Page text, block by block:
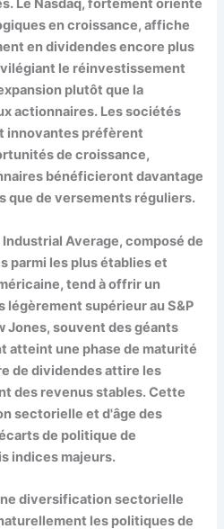
Le Nasdaq, fortement orienté
en croissance, affiche
en dividendes encore plus
le réinvestissement
plutôt que la
actionnaires. Les sociétés
innovantes préfèrent
de croissance,
bénéficieront davantage
que de versements réguliers.
Average, composé de
parmi les plus établies et
tend à offrir un
légèrement supérieur au S&P
Jones, souvent des géants
atteint une phase de maturité
de dividendes attire les
des revenus stables. Cette
sectorielle et d'âge des
de politique de
indices majeurs.
diversification sectorielle
les politiques de